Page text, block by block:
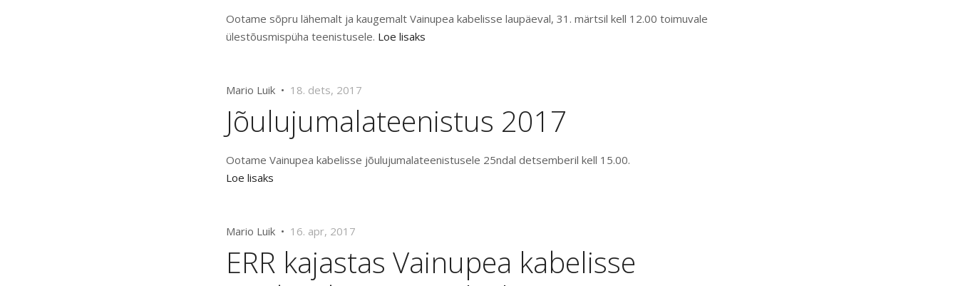
Ootame sõpru lähemalt ja kaugemalt Vainupea kabelisse laupäeval, 31. märtsil kell 12.00 toimuvale
ülestõusmispüha teenistusele. Loe lisaks
Mario Luik • 18. dets, 2017
Jõulujumalateenistus 2017
Ootame Vainupea kabelisse jõulujumalateenistusele 25ndal detsemberil kell 15.00.
Loe lisaks
Mario Luik • 16. apr, 2017
ERR kajastas Vainupea kabelisse